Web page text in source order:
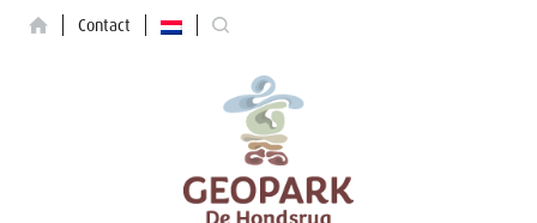
Contact